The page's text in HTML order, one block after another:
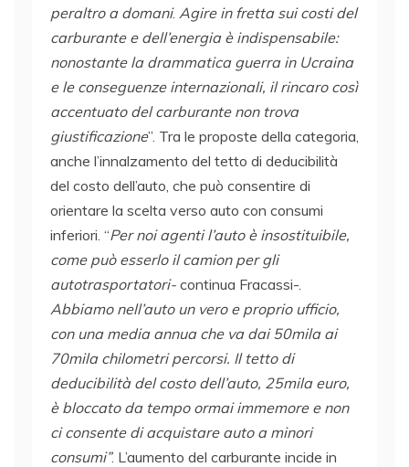
peraltro a domani. Agire in fretta sui costi del
carburante e dell’energia è indispensabile:
nonostante la drammatica guerra in Ucraina
e le conseguenze internazionali, il rincaro così
accentuato del carburante non trova
giustificazione”. Tra le proposte della categoria,
anche l’innalzamento del tetto di deducibilità
del costo dell’auto, che può consentire di
orientare la scelta verso auto con consumi
inferiori. “Per noi agenti l’auto è insostituibile,
come può esserlo il camion per gli
autotrasportatori- continua Fracassi-.
Abbiamo nell’auto un vero e proprio ufficio,
con una media annua che va dai 50mila ai
70mila chilometri percorsi. Il tetto di
deducibilità del costo dell’auto, 25mila euro,
è bloccato da tempo ormai immemore e non
ci consente di acquistare auto a minori
consumi”. L’aumento del carburante incide in